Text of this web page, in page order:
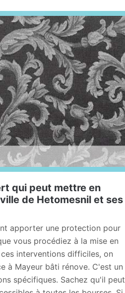
qui peut mettre en
de Hetomesnil et ses
apporter une protection pour
vous procédiez à la mise en
interventions difficiles, on
à Mayeur bâti rénove. C'est un
spécifiques. Sachez qu'il peut